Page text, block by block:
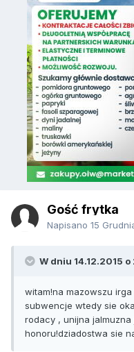
Gość frytka
Napisano 15
W dniu 14.12.2015
witam!na mazowszu
subwencje wtedy sie
rodacy , unijna
honoru!dziadostwa sie